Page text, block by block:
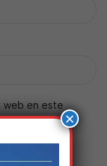
web en este
×